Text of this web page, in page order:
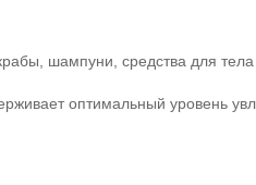
шампуни, средства для тела
оптимальный уровень